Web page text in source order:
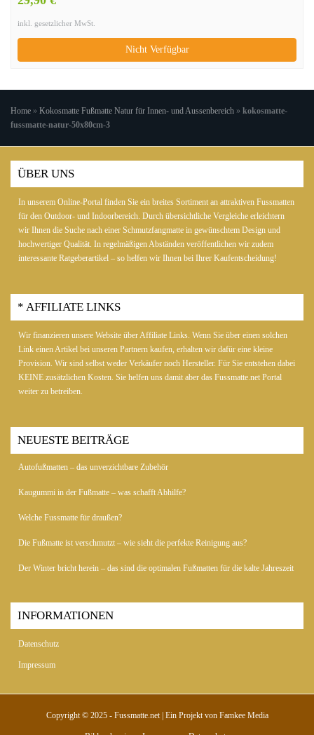
inkl. gesetzlicher MwSt.
Nicht Verfügbar
Home » Kokosmatte Fußmatte Natur für Innen- und Aussenbereich » kokosmatte-
fussmatte-natur-50x80cm-3
ÜBER UNS
In unserem Online-Portal finden Sie ein breites Sortiment an attraktiven Fussmatten
für den Outdoor- und Indoorbereich. Durch übersichtliche Vergleiche erleichtern
wir Ihnen die Suche nach einer Schmutzfangmatte in gewünschtem Design und
hochwertiger Qualität. In regelmäßigen Abständen veröffentlichen wir zudem
interessante Ratgeberartikel – so helfen wir Ihnen bei Ihrer Kaufentscheidung!
* AFFILIATE LINKS
Wir finanzieren unsere Website über Affiliate Links. Wenn Sie über einen solchen
Link einen Artikel bei unseren Partnern kaufen, erhalten wir dafür eine kleine
Provision. Wir sind selbst weder Verkäufer noch Hersteller. Für Sie entstehen dabei
KEINE zusätzlichen Kosten. Sie helfen uns damit aber das Fussmatte.net Portal
weiter zu betreiben.
NEUESTE BEITRÄGE
Autofußmatten – das unverzichtbare Zubehör
Kaugummi in der Fußmatte – was schafft Abhilfe?
Welche Fussmatte für draußen?
Die Fußmatte ist verschmutzt – wie sieht die perfekte Reinigung aus?
Der Winter bricht herein – das sind die optimalen Fußmatten für die kalte Jahreszeit
INFORMATIONEN
Datenschutz
Impressum
Copyright © 2025 - Fussmatte.net | Ein Projekt von Famkee Media